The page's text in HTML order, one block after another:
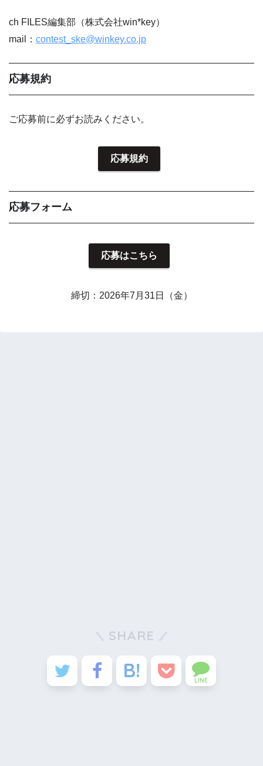
ch FILES編集部（株式会社win*key）
mail： contest_ske@winkey.co.jp
応募規約
ご応募前に必ずお読みください。
応募規約
応募フォーム
応募はこちら
締切：2026年7月31日（金）
SHARE
LINE